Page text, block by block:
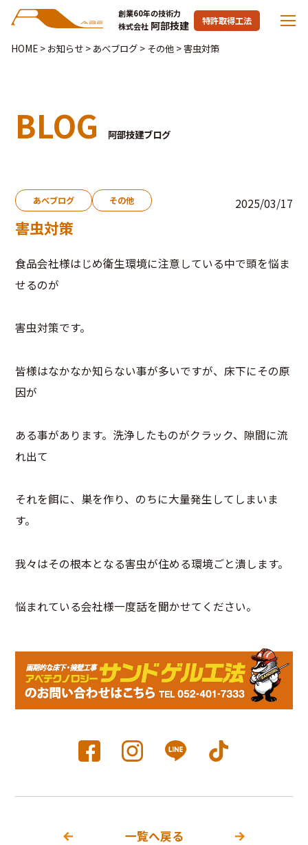
創業60年の技術力
株式会社 阿部技建 特許取得工法
HOME> お知らせ> あべブログ> その他>害虫対策
BLOG 阿部技建ブログ
あべブログ その他 2025/03/17
害虫対策
食品会社様はじめ衛生環境に注意している中で頭を悩ま
せるのが
害虫対策です。
皆様はなかなか知らない事が多いですが、床下にその原
因が
ある事があります。洗浄したものがクラック、隙間に流
れ出て
それを餌に、巣を作り、のちに大量発生してしまいま
す。
我々はその根本となる害虫が住める環境ごと潰します。
悩まれている会社様一度話を聞かせてください。
一覧へ戻る